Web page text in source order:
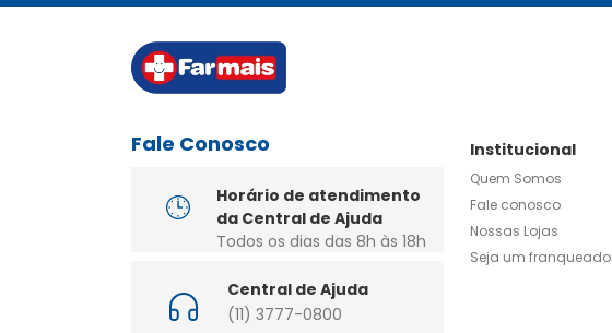
Fale Conosco
Horário de atendimento
da Central de Ajuda
Todos os dias das 8h às 18h
Central de Ajuda
(11) 3777-0800
Institucional
Quem Somos
Fale conosco
Nossas Lojas
Seja um franqueado